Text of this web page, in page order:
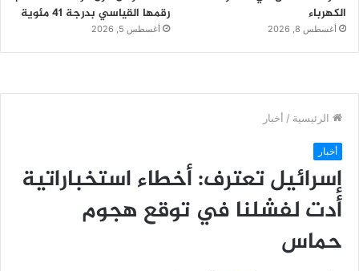
الكهرباء
أغسطس 8, 2026
رقمها القياسي بدرجة 41 مئوية
أغسطس 5, 2026